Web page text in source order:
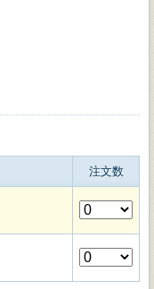
注文数